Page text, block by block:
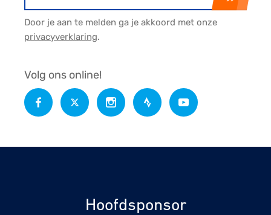
Door je aan te melden ga je akkoord met onze
privacyverklaring.
Volg ons online!
Hoofdsponsor